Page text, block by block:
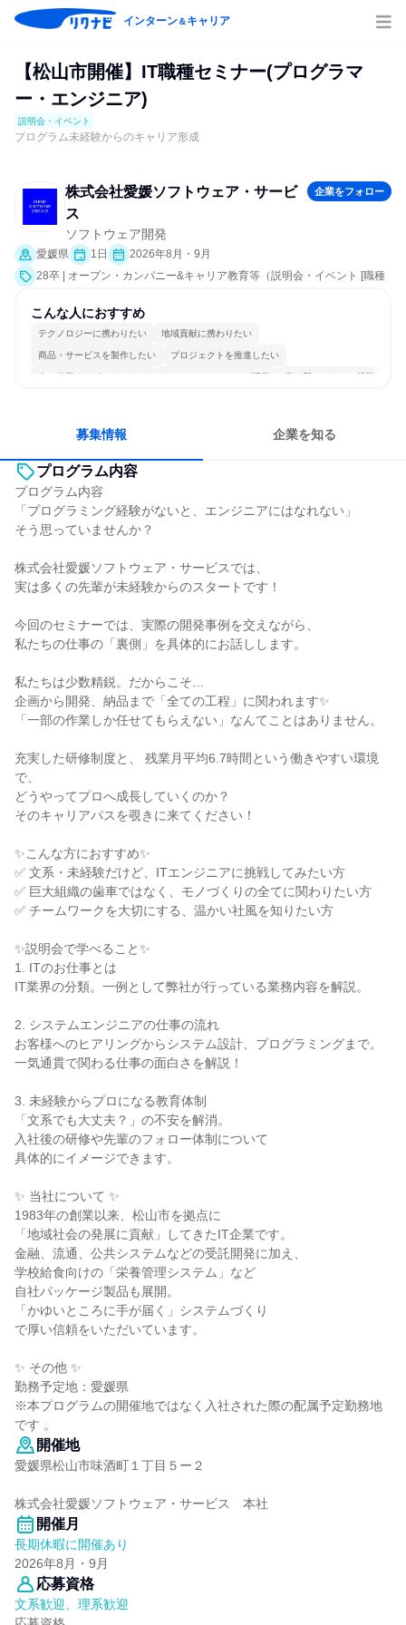
インターン＆キャリア
【松山市開催】IT職種セミナー(プログラマ
ー・エンジニア)
説明会・イベント
プログラム未経験からのキャリア形成
株式会社愛媛ソフトウェア・サービ
ス
企業をフォロー
ソフトウェア開発
愛媛県 1日
2026年8月・9月
28卒 | オープン・カンパニー&キャリア教育等（説明会・イベント [職種
こんな人におすすめ
テクノロジーに携わりたい 地域貢献に携わりたい
商品・サービスを製作したい プロジェクトを推進したい
人の仕事をサポートしたい コミュニケーションが活発 常に新しいものに挑戦
募集情報 企業を知る
プログラム内容
プログラム内容
「プログラミング経験がないと、エンジニアにはなれない」
そう思っていませんか？
株式会社愛媛ソフトウェア・サービスでは、
実は多くの先輩が未経験からのスタートです！
今回のセミナーでは、実際の開発事例を交えながら、
私たちの仕事の「裏側」を具体的にお話しします。
私たちは少数精鋭。だからこそ…
企画から開発、納品まで「全ての工程」に関われます✨
「一部の作業しか任せてもらえない」なんてことはありません。
充実した研修制度と、 残業月平均6.7時間という働きやすい環境
で、
どうやってプロへ成長していくのか？
そのキャリアパスを覗きに来てください！
✨こんな方におすすめ✨
✅ 文系・未経験だけど、ITエンジニアに挑戦してみたい方
✅ 巨大組織の歯車ではなく、モノづくりの全てに関わりたい方
✅ チームワークを大切にする、温かい社風を知りたい方
✨説明会で学べること✨
1. ITのお仕事とは
IT業界の分類。一例として弊社が行っている業務内容を解説。
2. システムエンジニアの仕事の流れ
お客様へのヒアリングからシステム設計、プログラミングまで。
一気通貫で関わる仕事の面白さを解説！
3. 未経験からプロになる教育体制
「文系でも大丈夫？」の不安を解消。
入社後の研修や先輩のフォロー体制について
具体的にイメージできます。
✨ 当社について ✨
1983年の創業以来、松山市を拠点に
「地域社会の発展に貢献」してきたIT企業です。
金融、流通、公共システムなどの受託開発に加え、
学校給食向けの「栄養管理システム」など
自社パッケージ製品も展開。
「かゆいところに手が届く」システムづくり
で厚い信頼をいただいています。
✨ その他 ✨
勤務予定地：愛媛県
※本プログラムの開催地ではなく入社された際の配属予定勤務地
です 。
開催地
愛媛県松山市味酒町１丁目５ー２
株式会社愛媛ソフトウェア・サービス 本社
開催月
長期休暇に開催あり
2026年8月・9月
応募資格
文系歓迎、理系歓迎